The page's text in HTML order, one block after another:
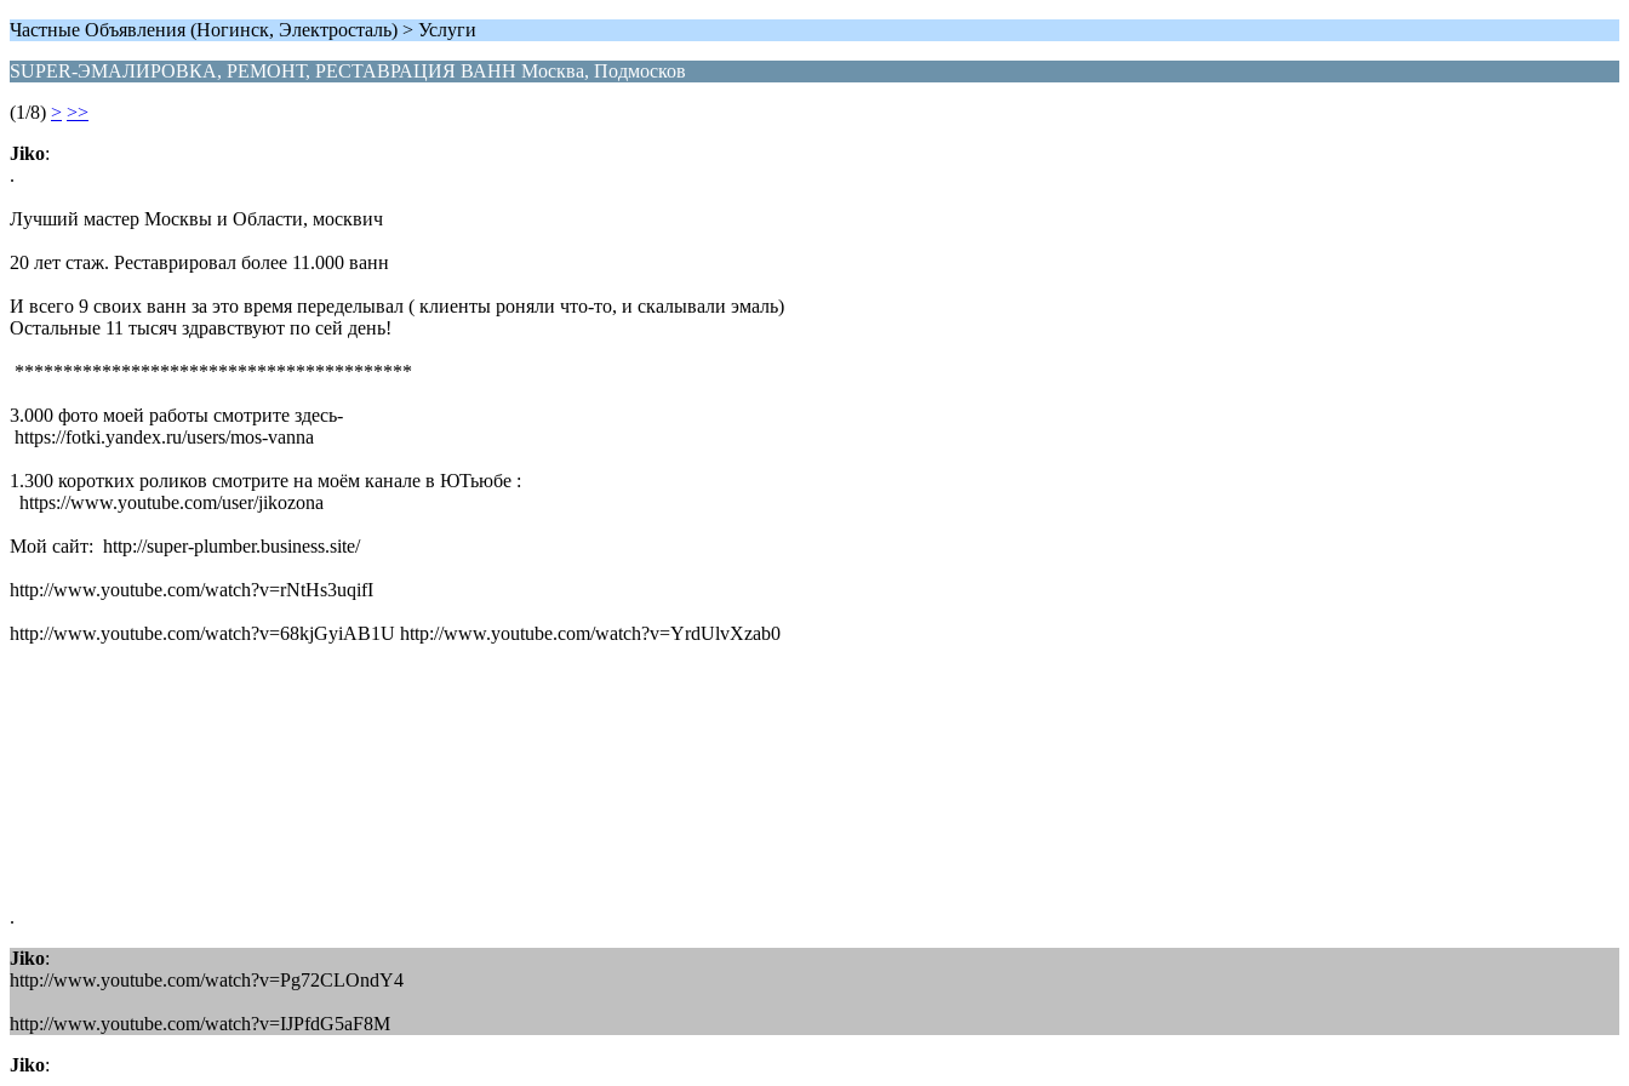
Частные Объявления (Ногинск, Электросталь) > Услуги
SUPER-ЭМАЛИРОВКА, РЕМОНТ, РЕСТАВРАЦИЯ ВАНН Москва, Подмосков
(1/8) > >>
Jiko:
.
Лучший мастер Москвы и Области, москвич
20 лет стаж. Реставрировал более 11.000 ванн
И всего 9 своих ванн за это время переделывал ( клиенты роняли что-то, и скалывали эмаль)
Остальные 11 тысяч здравствуют по сей день!
*****************************************
3.000 фото моей работы смотрите здесь-
https://fotki.yandex.ru/users/mos-vanna
1.300 коротких роликов смотрите на моём канале в ЮТьюбе :
https://www.youtube.com/user/jikozona
Мой сайт: http://super-plumber.business.site/
http://www.youtube.com/watch?v=rNtHs3uqifI
http://www.youtube.com/watch?v=68kjGyiAB1U http://www.youtube.com/watch?v=YrdUlvXzab0
.
Jiko:
http://www.youtube.com/watch?v=Pg72CLOndY4
http://www.youtube.com/watch?v=IJPfdG5aF8M
Jiko: